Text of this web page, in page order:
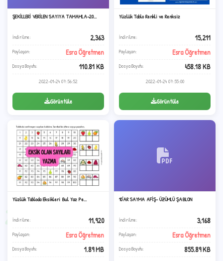
ŞEKİLLERİ VERİLEN SAYIYA TAMAMLA-20...
İndirilme: 2,363
Paylaşan: Esra Öğretmen
Dosya Boyutu: 110.81 KB
2022-01-24 07:56:52
Görüntüle
Yüzlük Tablo Renkli ve Renksiz
İndirilme: 15,211
Paylaşan: Esra Öğretmen
Dosya Boyutu: 458.18 KB
2022-01-24 07:55:00
Görüntüle
Yüzlük Tabloda Eksikleri Bul Yaz Pe...
İndirilme: 11,920
Paylaşan: Esra Öğretmen
Dosya Boyutu: 1.89 MB
10'AR SAYMA AFİŞ- ÜZÜMLÜ ŞABLON
İndirilme: 3,168
Paylaşan: Esra Öğretmen
Dosya Boyutu: 855.89 KB
2
★